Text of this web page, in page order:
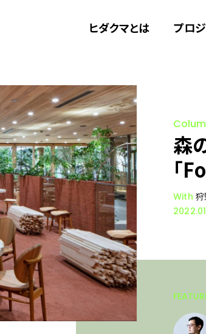
ヒダクマとは プロ
森
「
With